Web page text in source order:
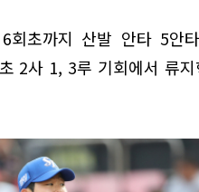
초까지 산발 안타 5안
2사 1, 3루 기회에서 류